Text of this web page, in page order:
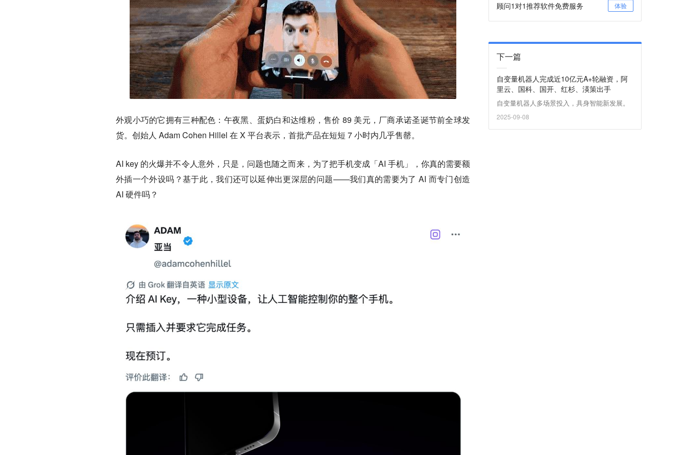
外观小巧的它拥有三种配色：午夜黑、蛋奶白和达维粉，售价 89 美元，厂商承诺圣诞节前全球发
货。创始人 Adam Cohen Hillel 在 X 平台表示，首批产品在短短 7 小时内几乎售罄。
AI key 的火爆并不令人意外，只是，问题也随之而来，为了把手机变成「AI 手机」，你真的需要额
外插一个外设吗？基于此，我们还可以延伸出更深层的问题——我们真的需要为了 AI 而专门创造
AI 硬件吗？
顾问1对1推荐软件免费服务 体验
下一篇
自变量机器人完成近10亿元A+轮融资，阿
里云、国科、国开、红杉、渶策出手
自变量机器人多场景投入，具身智能新发展。
2025-09-08